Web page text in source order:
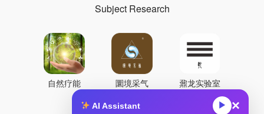
AI Assistant ▶ ×
Subject Research
自然疗能 圜境采气 鼐龙实验室